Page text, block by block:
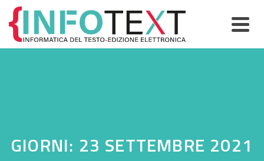
GIORNI: 23 SETTEMBRE 2021